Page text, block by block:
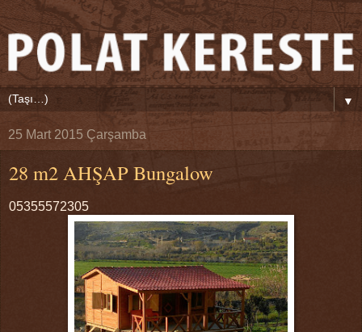
▼
25 Mart 2015 Çarşamba
28 m2 AHŞAP Bungalow
05355572305